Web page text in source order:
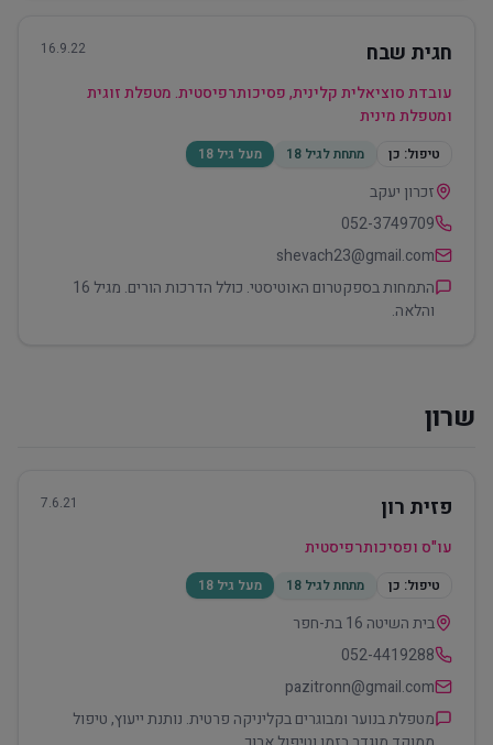
חגית שבח 16.9.22
עובדת סוציאלית קלינית, פסיכותרפיסטית. מטפלת זוגית
ומטפלת מינית
טיפול: כן מתחת לגיל 18 מעל גיל 18
זכרון יעקב
052-3749709
shevach23@gmail.com
התמחות בספקטרום האוטיסטי. כולל הדרכות הורים. מגיל 16
והלאה.
שרון
פזית רון 7.6.21
עו"ס ופסיכותרפיסטית
טיפול: כן מתחת לגיל 18 מעל גיל 18
בית השיטה 16 בת-חפר
052-4419288
pazitronn@gmail.com
מטפלת בנוער ומבוגרים בקליניקה פרטית. נותנת ייעוץ, טיפול